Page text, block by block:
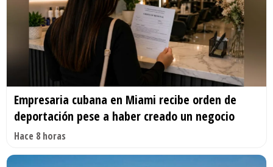
Empresaria cubana en Miami recibe orden de
deportación pese a haber creado un negocio
Hace 8 horas